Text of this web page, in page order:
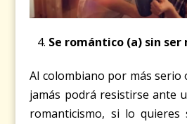
Se romántico (a) sin ser
Al colombiano por más serio
jamás podrá resistirse ante
romanticismo, si lo